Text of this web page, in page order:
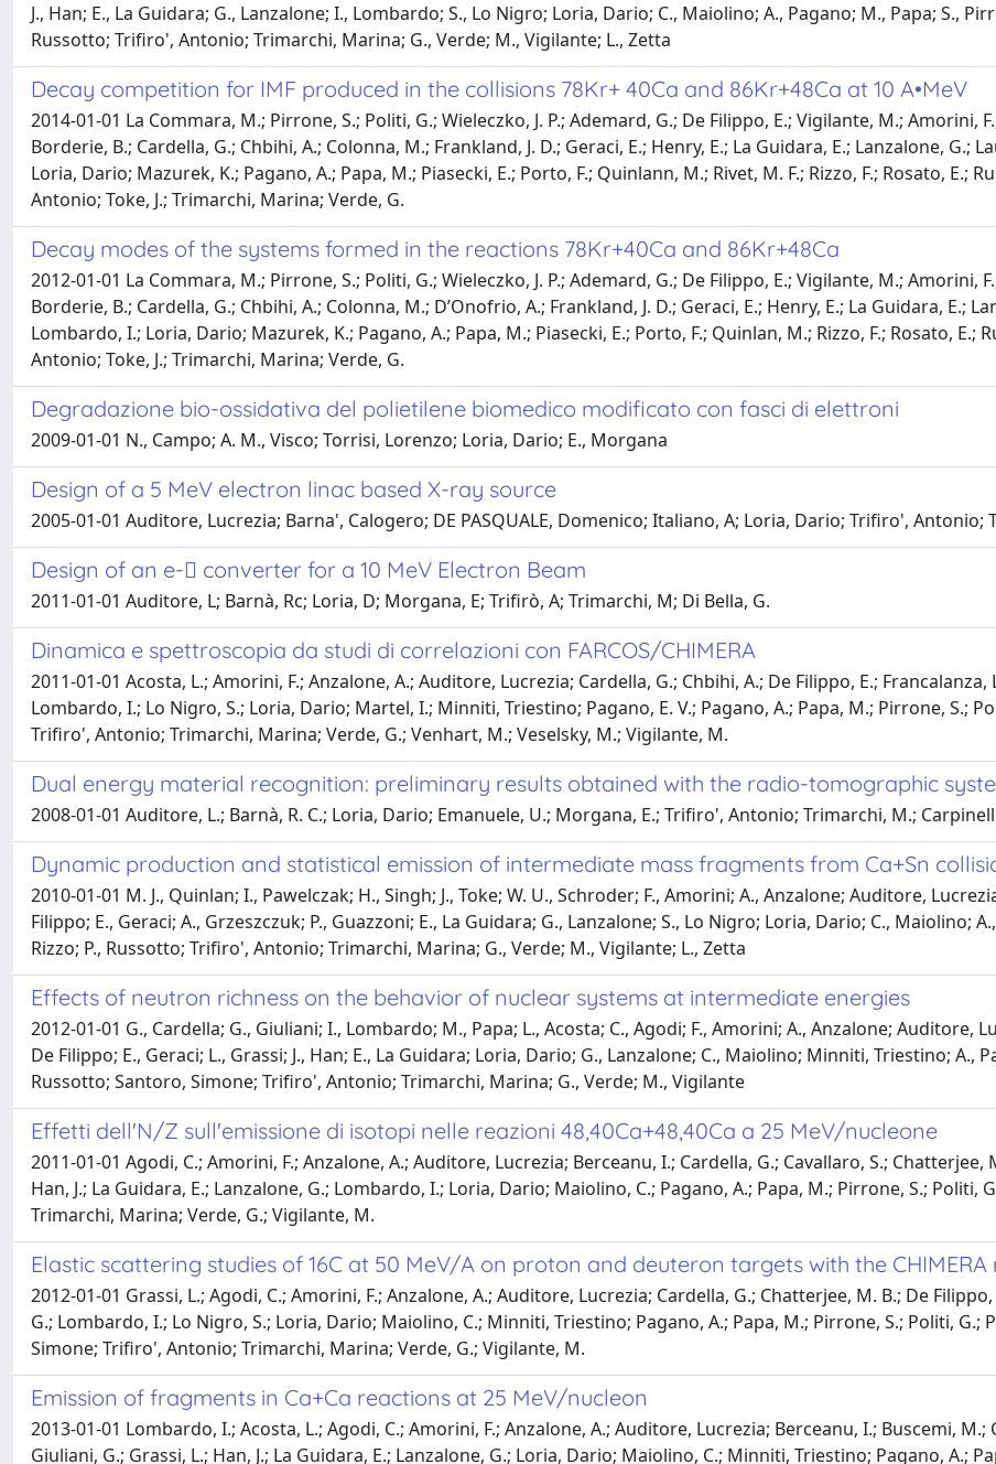
J., Han; E., La Guidara; G., Lanzalone; I., Lombardo; S., Lo Nigro; Loria, Dario; C., Maiolino; A., Pagano; M., Papa; S.,
Russotto; Trifiro', Antonio; Trimarchi, Marina; G., Verde; M., Vigilante; L., Zetta
Decay competition for IMF produced in the collisions 78Kr+ 40Ca and 86Kr+48Ca at 10 A•MeV
2014-01-01 La Commara, M.; Pirrone, S.; Politi, G.; Wieleczko, J. P.; Ademard, G.; De Filippo, E.; Vigilante, M.; Amorini,
Borderie, B.; Cardella, G.; Chbihi, A.; Colonna, M.; Frankland, J. D.; Geraci, E.; Henry, E.; La Guidara, E.; Lanzalone, G.;
Loria, Dario; Mazurek, K.; Pagano, A.; Papa, M.; Piasecki, E.; Porto, F.; Quinlann, M.; Rivet, M. F.; Rizzo, F.; Rosato, E.;
Antonio; Toke, J.; Trimarchi, Marina; Verde, G.
Decay modes of the systems formed in the reactions 78Kr+40Ca and 86Kr+48Ca
2012-01-01 La Commara, M.; Pirrone, S.; Politi, G.; Wieleczko, J. P.; Ademard, G.; De Filippo, E.; Vigilante, M.; Amorini,
Borderie, B.; Cardella, G.; Chbihi, A.; Colonna, M.; D’Onofrio, A.; Frankland, J. D.; Geraci, E.; Henry, E.; La Guidara, E.;
Lombardo, I.; Loria, Dario; Mazurek, K.; Pagano, A.; Papa, M.; Piasecki, E.; Porto, F.; Quinlan, M.; Rizzo, F.; Rosato, E.;
Antonio; Toke, J.; Trimarchi, Marina; Verde, G.
Degradazione bio-ossidativa del polietilene biomedico modificato con fasci di elettroni
2009-01-01 N., Campo; A. M., Visco; Torrisi, Lorenzo; Loria, Dario; E., Morgana
Design of a 5 MeV electron linac based X-ray source
2005-01-01 Auditore, Lucrezia; Barna', Calogero; DE PASQUALE, Domenico; Italiano, A; Loria, Dario; Trifiro', Antonio;
Design of an e- converter for a 10 MeV Electron Beam
2011-01-01 Auditore, L; Barnà, Rc; Loria, D; Morgana, E; Trifirò, A; Trimarchi, M; Di Bella, G.
Dinamica e spettroscopia da studi di correlazioni con FARCOS/CHIMERA
2011-01-01 Acosta, L.; Amorini, F.; Anzalone, A.; Auditore, Lucrezia; Cardella, G.; Chbihi, A.; De Filippo, E.; Francalanza,
Lombardo, I.; Lo Nigro, S.; Loria, Dario; Martel, I.; Minniti, Triestino; Pagano, E. V.; Pagano, A.; Papa, M.; Pirrone, S.;
Trifiro', Antonio; Trimarchi, Marina; Verde, G.; Venhart, M.; Veselsky, M.; Vigilante, M.
Dual energy material recognition: preliminary results obtained with the radio-tomographic
2008-01-01 Auditore, L.; Barnà, R. C.; Loria, Dario; Emanuele, U.; Morgana, E.; Trifiro', Antonio; Trimarchi, M.;
Dynamic production and statistical emission of intermediate mass fragments from Ca+Sn
2010-01-01 M. J., Quinlan; I., Pawelczak; H., Singh; J., Toke; W. U., Schroder; F., Amorini; A., Anzalone; Auditore,
Filippo; E., Geraci; A., Grzeszczuk; P., Guazzoni; E., La Guidara; G., Lanzalone; S., Lo Nigro; Loria, Dario; C., Maiolino;
Rizzo; P., Russotto; Trifiro', Antonio; Trimarchi, Marina; G., Verde; M., Vigilante; L., Zetta
Effects of neutron richness on the behavior of nuclear systems at intermediate energies
2012-01-01 G., Cardella; G., Giuliani; I., Lombardo; M., Papa; L., Acosta; C., Agodi; F., Amorini; A., Anzalone; Auditore,
De Filippo; E., Geraci; L., Grassi; J., Han; E., La Guidara; Loria, Dario; G., Lanzalone; C., Maiolino; Minniti, Triestino; A.,
Russotto; Santoro, Simone; Trifiro', Antonio; Trimarchi, Marina; G., Verde; M., Vigilante
Effetti dell'N/Z sull'emissione di isotopi nelle reazioni 48,40Ca+48,40Ca a 25 MeV/nucleone
2011-01-01 Agodi, C.; Amorini, F.; Anzalone, A.; Auditore, Lucrezia; Berceanu, I.; Cardella, G.; Cavallaro, S.; Chatterjee,
Han, J.; La Guidara, E.; Lanzalone, G.; Lombardo, I.; Loria, Dario; Maiolino, C.; Pagano, A.; Papa, M.; Pirrone, S.; Politi,
Trimarchi, Marina; Verde, G.; Vigilante, M.
Elastic scattering studies of 16C at 50 MeV/A on proton and deuteron targets with the
2012-01-01 Grassi, L.; Agodi, C.; Amorini, F.; Anzalone, A.; Auditore, Lucrezia; Cardella, G.; Chatterjee, M. B.; De
G.; Lombardo, I.; Lo Nigro, S.; Loria, Dario; Maiolino, C.; Minniti, Triestino; Pagano, A.; Papa, M.; Pirrone, S.; Politi, G.;
Simone; Trifiro', Antonio; Trimarchi, Marina; Verde, G.; Vigilante, M.
Emission of fragments in Ca+Ca reactions at 25 MeV/nucleon
2013-01-01 Lombardo, I.; Acosta, L.; Agodi, C.; Amorini, F.; Anzalone, A.; Auditore, Lucrezia; Berceanu, I.; Buscemi, M.;
Giuliani, G.; Grassi, L.; Han, J.; La Guidara, E.; Lanzalone, G.; Loria, Dario; Maiolino, C.; Minniti, Triestino; Pagano, A.;